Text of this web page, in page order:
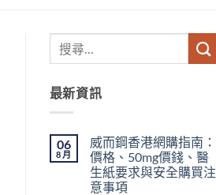
最新資訊
06
8 月
威而鋼香港網購指南：
價格、50mg價錢、醫
生紙要求與安全購買注
意事項